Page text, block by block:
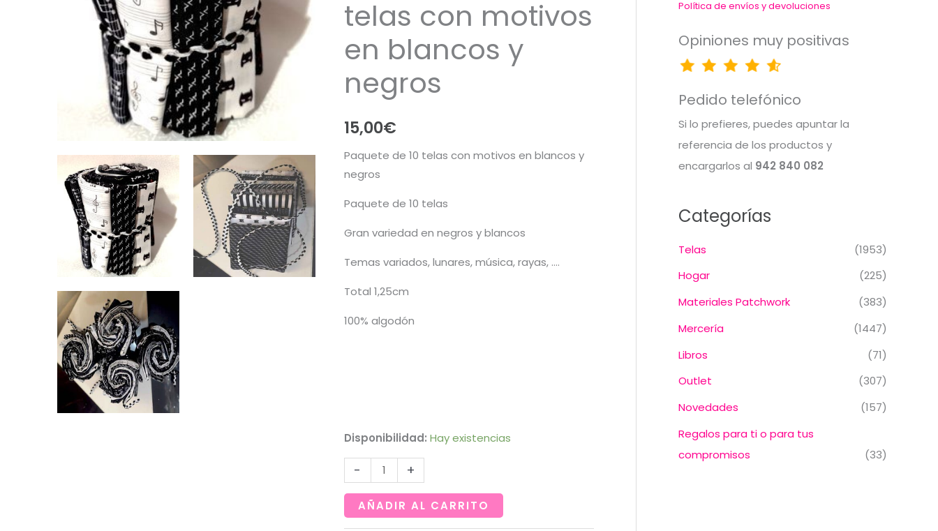
telas con motivos
en blancos y
negros
15,00€
Paquete de 10 telas con motivos en blancos y
negros
Paquete de 10 telas
Gran variedad en negros y blancos
Temas variados, lunares, música, rayas, ….
Total 1,25cm
100% algodón
Disponibilidad: Hay existencias
-
Paquete
de
telas
+
AÑADIR AL CARRITO
Política de envíos y devoluciones
Opiniones muy positivas
Pedido telefónico
Si lo prefieres, puedes apuntar la
referencia de los productos y
encargarlos al 942 840 082
Categorías
Telas
(1953)
Hogar
(225)
Materiales Patchwork
(383)
Mercería
(1447)
Libros
(71)
Outlet
(307)
Novedades
(157)
Regalos para ti o para tus
compromisos
(33)